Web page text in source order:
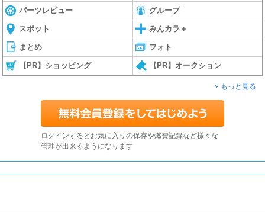
パーツレビュー グループ
スポット みんカラ＋
まとめ フォト
【PR】ショッピング 【PR】オークション
もっと見る
ログインするとお気に入りの保存や燃費記録など様々な
管理が出来るようになります